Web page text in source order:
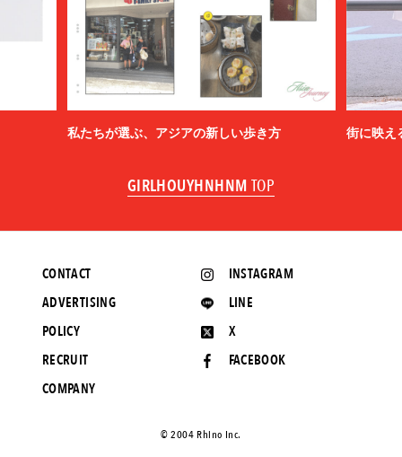
私たちが選ぶ、アジアの新しい歩き方 街に映え
GIRLHOUYHNHNM TOP
INSTAGRAM
LINE
X
FACEBOOK
CONTACT
ADVERTISING
POLICY
RECRUIT
COMPANY
©️ 2004 Rhino Inc.